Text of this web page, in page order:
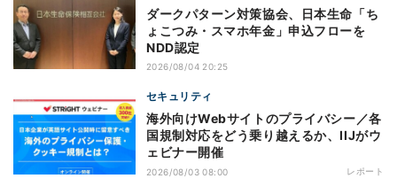
ダークパターン対策協会、日本生命「ち
ょこつみ・スマホ年金」申込フローを
NDD認定
2026/08/04 20:25
セキュリティ
海外向けWebサイトのプライバシー／各
国規制対応をどう乗り越えるか、IIJがウ
ェビナー開催
2026/08/03 08:00 レポート